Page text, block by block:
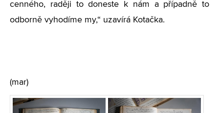
cenného, raději to doneste k nám a případně to
odborně vyhodíme my,“ uzavírá Kotačka.
(mar)